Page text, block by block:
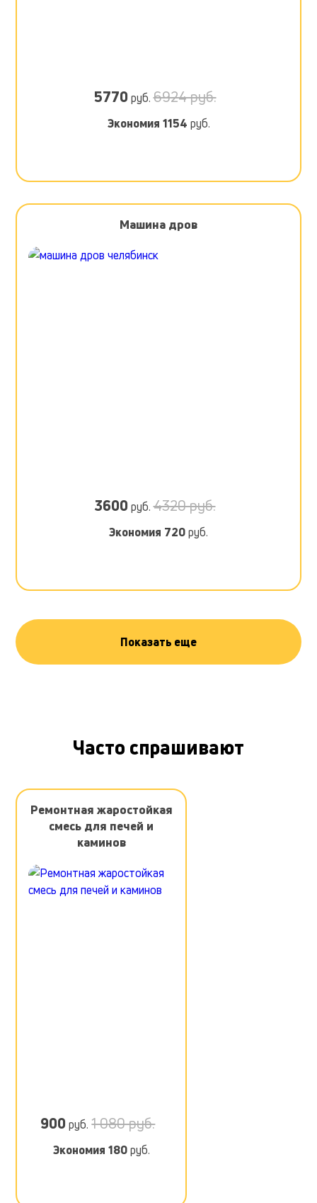
5770 руб.6924 руб.
Экономия 1154 руб.
Машина дров
3600 руб.4320 руб.
Экономия 720руб.
Показать еще
Часто спрашивают
Ремонтная жаростойкая
смесь для печей и
каминов
900 руб.1 080 руб.
Экономия 180руб.